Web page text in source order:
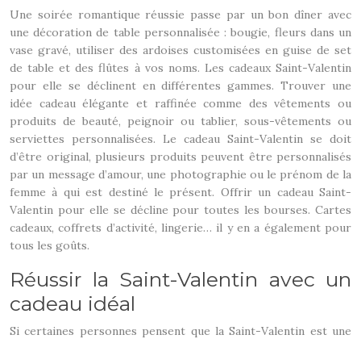
Une soirée romantique réussie passe par un bon dîner avec
une décoration de table personnalisée : bougie, fleurs dans un
vase gravé, utiliser des ardoises customisées en guise de set
de table et des flûtes à vos noms. Les cadeaux Saint-Valentin
pour elle se déclinent en différentes gammes. Trouver une
idée cadeau élégante et raffinée comme des vêtements ou
produits de beauté, peignoir ou tablier, sous-vêtements ou
serviettes personnalisées. Le cadeau Saint-Valentin se doit
d’être original, plusieurs produits peuvent être personnalisés
par un message d’amour, une photographie ou le prénom de la
femme à qui est destiné le présent. Offrir un cadeau Saint-
Valentin pour elle se décline pour toutes les bourses. Cartes
cadeaux, coffrets d’activité, lingerie… il y en a également pour
tous les goûts.
Réussir la Saint-Valentin avec un
cadeau idéal
Si certaines personnes pensent que la Saint-Valentin est une